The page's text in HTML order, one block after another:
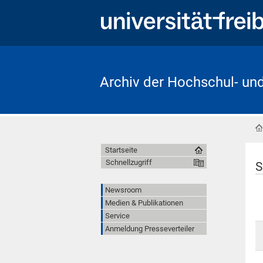
Archiv der Hochschul-
Startseite
Schnellzugriff
Newsroom
Medien & Publikationen
Service
Anmeldung Presseverteiler